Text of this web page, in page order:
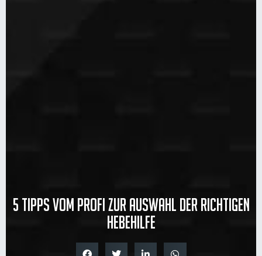
5 Tipps vom Profi zur Auswahl der richtigen
Hebehilfe